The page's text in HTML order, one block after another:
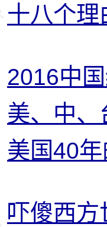
十八个
2016中
美、中
美国40
吓傻西